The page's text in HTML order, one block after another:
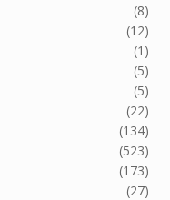
(8)
(12)
(1)
(5)
(5)
(22)
(134)
(523)
(173)
(27)